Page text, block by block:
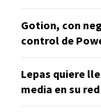
Gotion, con
control de
Lepas quiere
media en su